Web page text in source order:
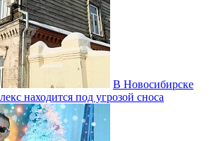
В Новосибирске
находится под угрозой сноса